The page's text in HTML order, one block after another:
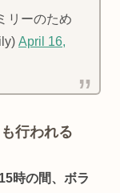
リーのため
April 16,
行われる
時の間、ボラ